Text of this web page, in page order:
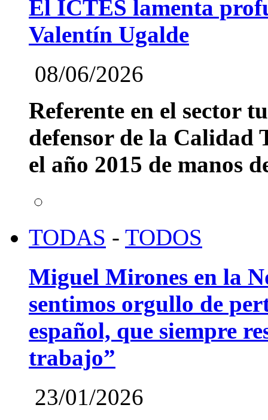
El ICTES lamenta
Valentín Ugalde
08/06/2026
Referente en el sector
defensor de la Calidad
el año 2015 de manos
TODAS - TODOS
Miguel Mirones en la
sentimos orgullo de
español, que siempre
trabajo”
23/01/2026